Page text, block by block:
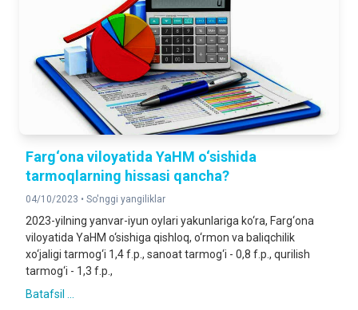
Farg‘ona viloyatida YaHM o‘sishida
tarmoqlarning hissasi qancha?
04/10/2023 • So'nggi yangiliklar
2023-yilning yanvar-iyun oylari yakunlariga ko‘ra, Farg‘ona
viloyatida YaHM o‘sishiga qishloq, o‘rmon va baliqchilik
xo‘jaligi tarmog‘i 1,4 f.p., sanoat tarmog‘i - 0,8 f.p., qurilish
tarmog‘i - 1,3 f.p.,
Batafsil ...